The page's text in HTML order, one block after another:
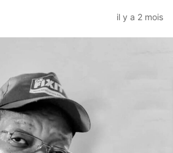
il y a 2 mois